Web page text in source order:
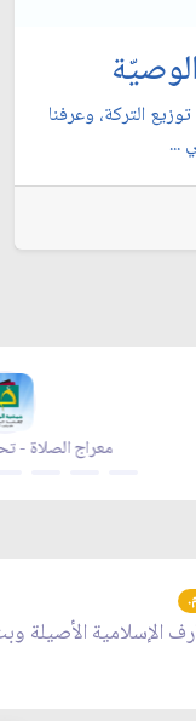
التركة، وعرفنا
...
معراج الصلاة -
الإسلامية